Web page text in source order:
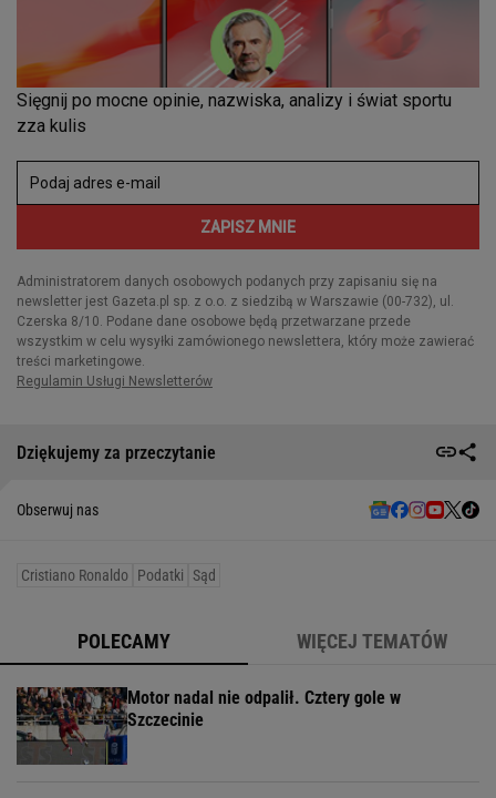
Dziękujemy za przeczytanie
Obserwuj nas
Cristiano Ronaldo Podatki Sąd
POLECAMY WIĘCEJ TEMATÓW
Motor nadal nie odpalił. Cztery gole w
Szczecinie